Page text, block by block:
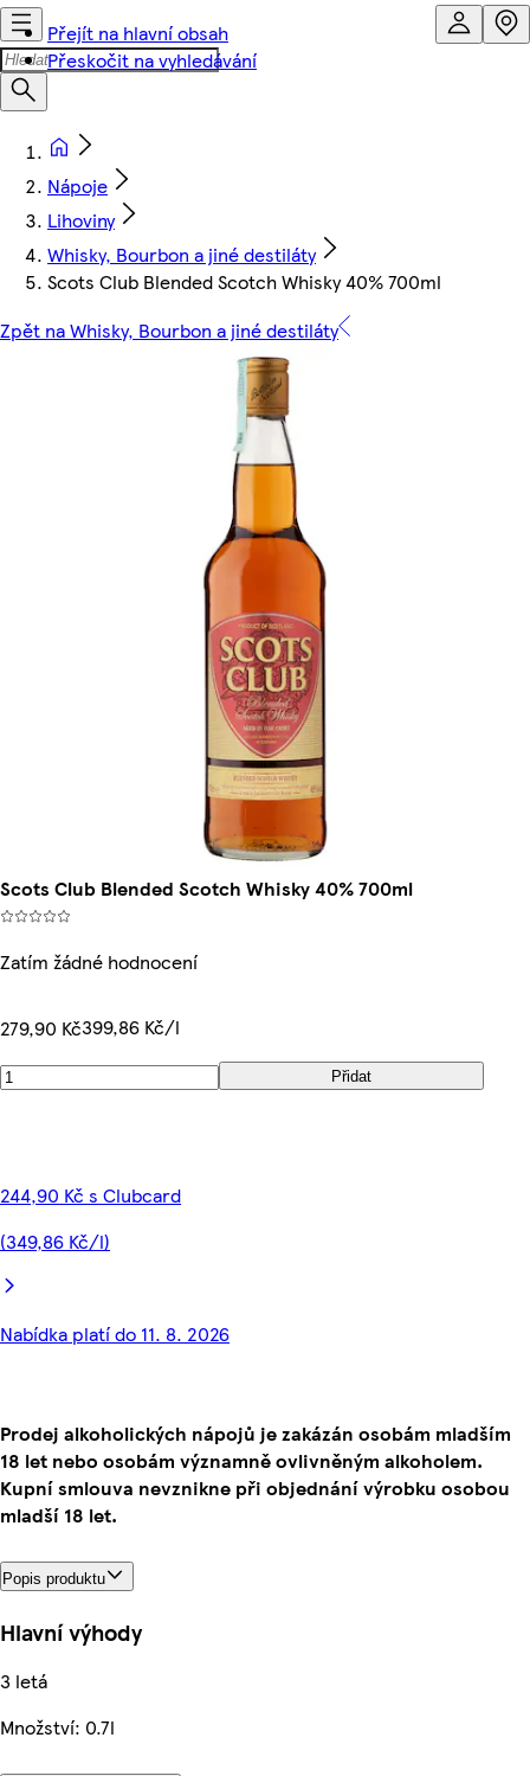
Přejít na hlavní obsah
Přeskočit na vyhledávání
Nápoje
Lihoviny
Whisky, Bourbon a jiné destiláty
Scots Club Blended Scotch Whisky 40% 700ml
Zpět na Whisky, Bourbon a jiné destiláty
Scots Club Blended Scotch Whisky 40% 700ml
Zatím žádné hodnocení
279,90 Kč399,86 Kč/l
Přidat
244,90 Kč s Clubcard
(349,86 Kč/l)
Nabídka platí do 11. 8. 2026
Prodej alkoholických nápojů je zakázán osobám mladším
18 let nebo osobám významně ovlivněným alkoholem.
Kupní smlouva nevznikne při objednání výrobku osobou
mladší 18 let.
Popis produktu
Hlavní výhody
3 letá
Množství: 0.7l